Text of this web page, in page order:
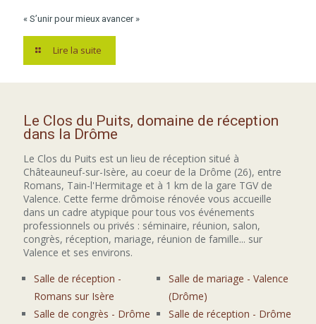
« S’unir pour mieux avancer »
Lire la suite
Le Clos du Puits, domaine de réception
dans la Drôme
Le Clos du Puits est un lieu de réception situé à
Châteauneuf-sur-Isère, au coeur de la Drôme (26), entre
Romans, Tain-l'Hermitage et à 1 km de la gare TGV de
Valence. Cette ferme drômoise rénovée vous accueille
dans un cadre atypique pour tous vos événements
professionnels ou privés : séminaire, réunion, salon,
congrès, réception, mariage, réunion de famille... sur
Valence et ses environs.
Salle de réception -
Romans sur Isère
Salle de congrès - Drôme
Salle de mariage - Valence
(Drôme)
Salle de réception - Drôme